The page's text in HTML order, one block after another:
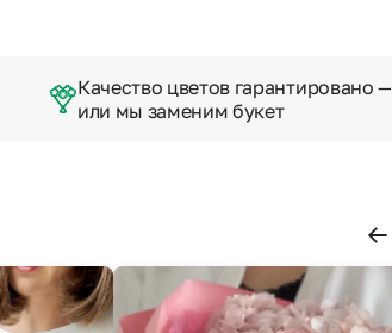
Качество цветов гарантировано —
или мы заменим букет